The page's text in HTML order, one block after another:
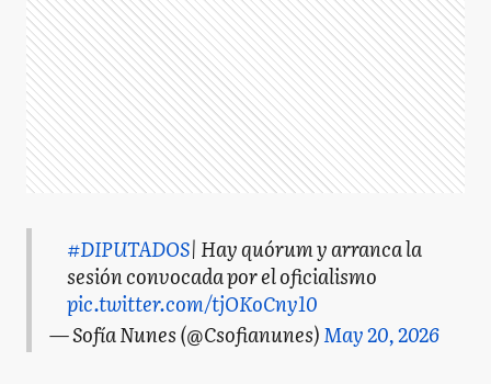
#DIPUTADOS| Hay quórum y arranca la
sesión convocada por el oficialismo
pic.twitter.com/tjOKoCny10
— Sofía Nunes (@Csofianunes)May 20, 2026